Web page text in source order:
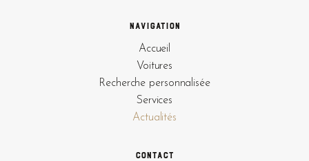
Navigation
Accueil
Voitures
Recherche personnalisée
Services
Actualités
Contact